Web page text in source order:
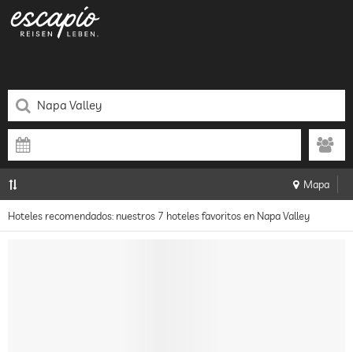
Mapa
Hoteles recomendados: nuestros 7 hoteles favoritos en Napa Valley